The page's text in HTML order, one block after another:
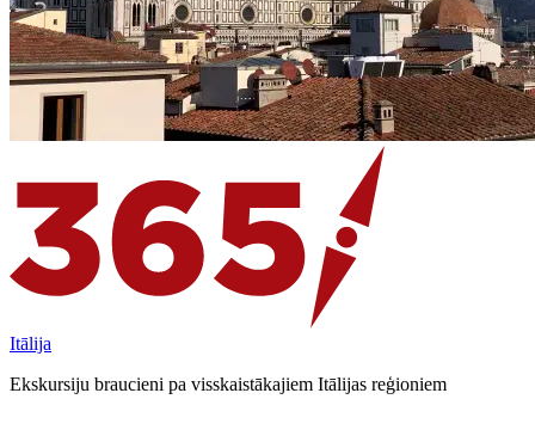
Itālija
Ekskursiju braucieni pa visskaistākajiem Itālijas reģioniem